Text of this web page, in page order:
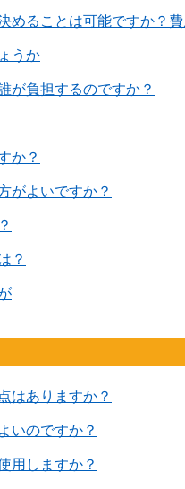
めることは可能ですか？
うか
が負担するのですか？
か？
がよいですか？
？
はありますか？
いのですか？
用しますか？